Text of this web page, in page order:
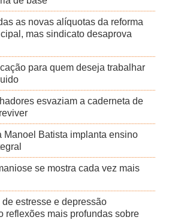
as novas alíquotas da reforma
mas sindicato desaprova
para quem deseja trabalhar
esvaziam a caderneta de
Manoel Batista implanta ensino
se mostra cada vez mais
de estresse e depressão
reflexões mais profundas sobre